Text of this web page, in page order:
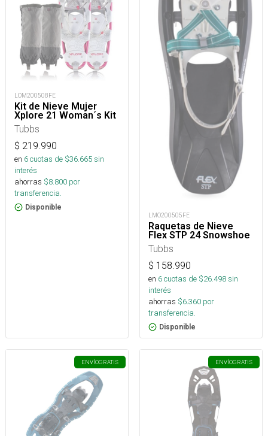
LOM200508FE
Kit de Nieve Mujer
Xplore 21 Woman´s Kit
Tubbs
$ 219.990
en 6cuotas de $36.665sin
interés
ahorras $8.800 por
transferencia.
Disponible
LMO200505FE
Raquetas de Nieve
Flex STP 24 Snowshoe
Tubbs
$ 158.990
en 6cuotas de $26.498sin
interés
ahorras $6.360 por
transferencia.
Disponible
ENVÍOGRATIS ENVÍOGRATIS